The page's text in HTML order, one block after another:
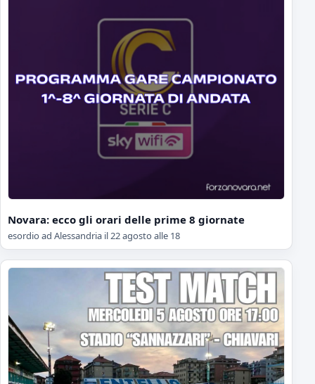
Novara: ecco gli orari delle prime 8 giornate
esordio ad Alessandria il 22 agosto alle 18